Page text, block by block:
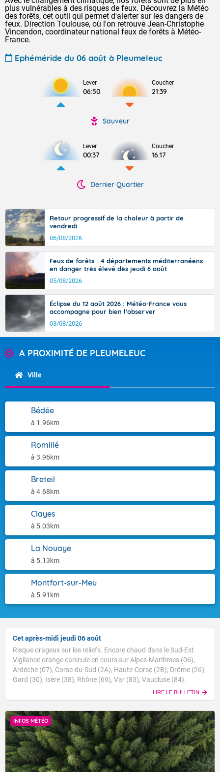
plus vulnérables à des risques de feux. Découvrez la Météo
des forêts, cet outil qui permet d'alerter sur les dangers de
feux. Direction Toulouse, où l'on retrouve Jean-Christophe
Vincendon, coordinateur national feux de forêts à Météo-
France.
Ephéméride du 06 août à Pleumeleuc
Lever
06:50
Coucher
21:39
Sauveur
Lever
00:37
Coucher
16:17
Dernier Quartier
Retour progressif de la chaleur à partir de
vendredi
06/08/2026
Feux de forêts : 4 départements méditerranéens
en danger très élevé dès jeudi 6 août
05/08/2026
Éclipse du 12 août 2026 : Météo-France vous
accompagne pour bien l'observer
03/08/2026
A PROXIMITÉ DE PLEUMELEUC
Ville
Bédée
à 1.96km
Romillé
à 3.96km
Breteil
à 4.68km
Clayes
à 5.03km
La Nouaye
à 5.13km
Montfort-sur-Meu
à 5.91km
Cet après-midi jeudi 06 août
Risque orageux sur les reliefs. Encore chaud dans le Sud-Est.
Vigilance orange canicule en cours sur Alpes-Maritimes (06),
Ardèche (07), Corse-du-Sud (2A), Haute-Corse (2B), Drôme (26),
Gard (30), Isère (38), Rhône (69), Var (83), Vaucluse (84).
LIRE LE BULLETIN
INFOS MÉTÉO